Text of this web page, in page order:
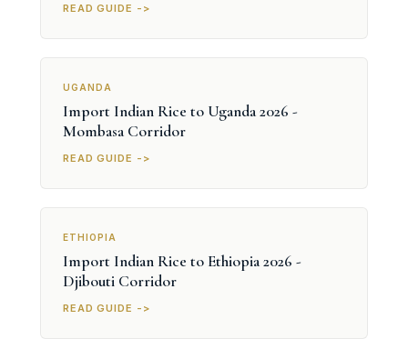
READ GUIDE ->
UGANDA
Import Indian Rice to Uganda 2026 -
Mombasa Corridor
READ GUIDE ->
ETHIOPIA
Import Indian Rice to Ethiopia 2026 -
Djibouti Corridor
READ GUIDE ->